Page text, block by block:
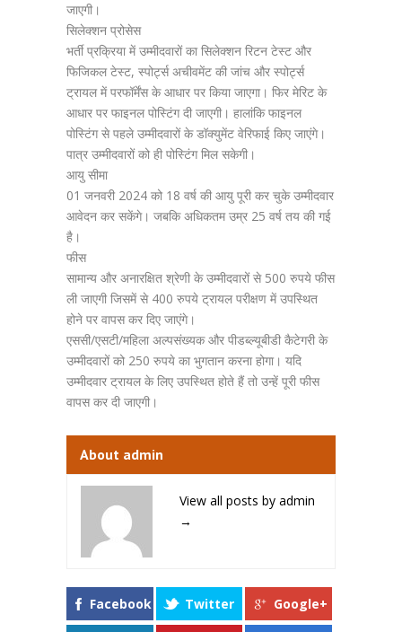
जाएगी।
सिलेक्शन प्रोसेस
भर्ती प्रक्रिया में उम्मीदवारों का सिलेक्शन रिटन टेस्ट और
फिजिकल टेस्ट, स्पोर्ट्स अचीवमेंट की जांच और स्पोर्ट्स
ट्रायल में परफॉर्मेंस के आधार पर किया जाएगा। फिर मेरिट के
आधार पर फाइनल पोस्टिंग दी जाएगी। हालांकि फाइनल
पोस्टिंग से पहले उम्मीदवारों के डॉक्युमेंट वेरिफाई किए जाएंगे।
पात्र उम्मीदवारों को ही पोस्टिंग मिल सकेगी।
आयु सीमा
01 जनवरी 2024 को 18 वर्ष की आयु पूरी कर चुके उम्मीदवार
आवेदन कर सकेंगे। जबकि अधिकतम उम्र 25 वर्ष तय की गई
है।
फीस
सामान्य और अनारक्षित श्रेणी के उम्मीदवारों से 500 रुपये फीस
ली जाएगी जिसमें से 400 रुपये ट्रायल परीक्षण में उपस्थित
होने पर वापस कर दिए जाएंगे।
एससी/एसटी/महिला अल्पसंख्यक और पीडब्ल्यूबीडी कैटेगरी के
उम्मीदवारों को 250 रुपये का भुगतान करना होगा। यदि
उम्मीदवार ट्रायल के लिए उपस्थित होते हैं तो उन्हें पूरी फीस
वापस कर दी जाएगी।
About admin
View all posts by admin
→
Facebook Twitter Google+